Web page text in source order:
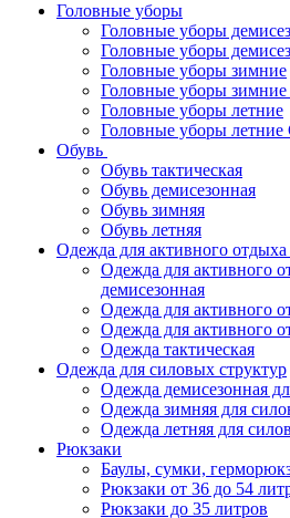
Головные уборы
Головные уборы
Головные уборы
Головные уборы зимние
Головные уборы
Головные уборы летние
Головные уборы
Обувь
Обувь тактическая
Обувь демисезонная
Обувь зимняя
Обувь летняя
Одежда для активного отдыха
Одежда для активного
демисезонная
Одежда для активного
Одежда для активного
Одежда тактическая
Одежда для силовых структур
Одежда демисезонная
Одежда зимняя для
Одежда летняя для
Рюкзаки
Баулы, сумки,
Рюкзаки от 36 до 54
Рюкзаки до 35 литров